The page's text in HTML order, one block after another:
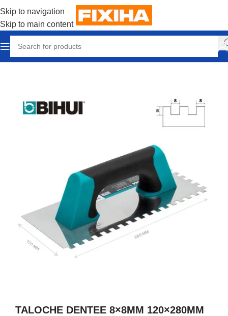
Skip to navigation
Skip to main content
Accueil/Outillages & Equipements
TALOCHE DENTEE 8×8MM 120×280MM